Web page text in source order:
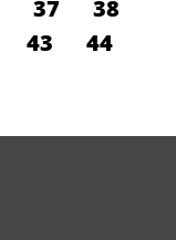
37
38
43 44